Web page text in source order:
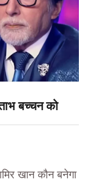
बच्चन को
खान कौन बनेगा